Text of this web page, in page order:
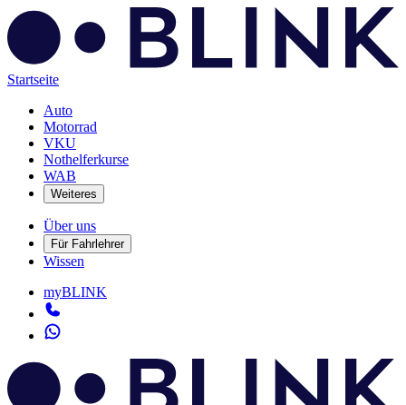
Startseite
Auto
Motorrad
VKU
Nothelferkurse
WAB
Weiteres
Über uns
Für Fahrlehrer
Wissen
myBLINK